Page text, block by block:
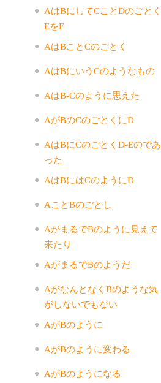
AはBにしてCことDのごとく
EをF
AはBことCのごとく
AはBにいうCのようなもの
AはB-Cのように思えた
AがBのCのごとくにD
AはBにCのごとくD-Eのであ
った
AはBにはCのようにD
AことBのごとし
AがまるでBのように見えて
来たり
AがまるでBのようだ
AがなんとなくBのような気
がしないでもない
AがBのように
AがBのように変わる
AがBのようになる